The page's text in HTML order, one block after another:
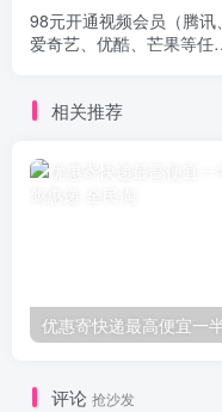
98元开通视频会员（腾讯、
爱奇艺、优酷、芒果等任
相关推荐
评论 抢沙发